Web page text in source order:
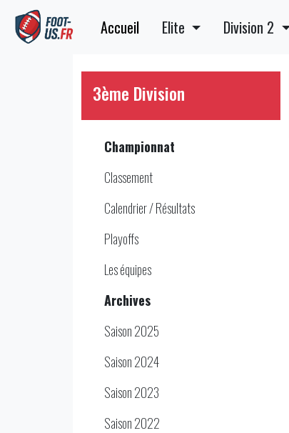
Accueil Elite Division 2
3ème Division
Championnat
Classement
Calendrier / Résultats
Playoffs
Les équipes
Archives
Saison 2025
Saison 2024
Saison 2023
Saison 2022